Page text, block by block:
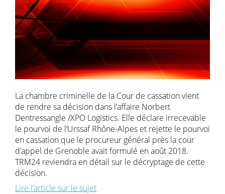
La chambre criminelle de la Cour de cassation vient
de rendre sa décision dans l’affaire Norbert
Dentressangle /XPO Logistics. Elle déclare irrecevable
le pourvoi de l’Urssaf Rhône-Alpes et rejette le pourvoi
en cassation que le procureur général près la cour
d’appel de Grenoble avait formulé en août 2018.
TRM24 reviendra en détail sur le décryptage de cette
décision.
Lire l’article sur le sujet